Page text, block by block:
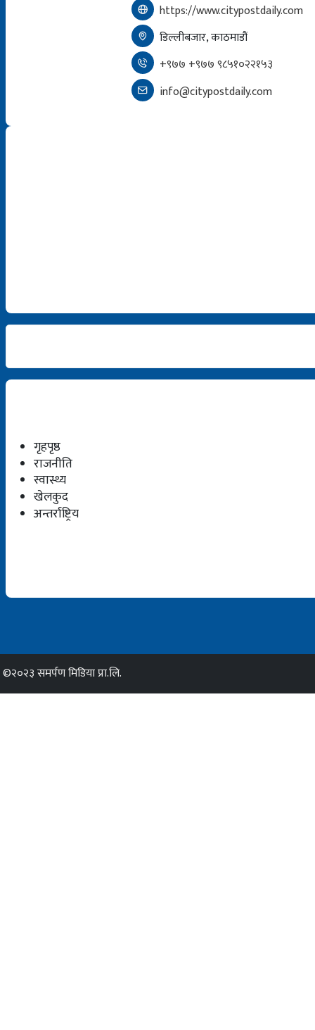
https://www.citypostdaily.com
डिल्लीबजार, काठमाडौं
+९७७ +९७७ ९८५१०२२१५३
info@citypostdaily.com
गृहपृष्ठ
राजनीति
स्वास्थ्य
खेलकुद
अन्तर्राष्ट्रिय
©२०२३ समर्पण मिडिया प्रा.लि.